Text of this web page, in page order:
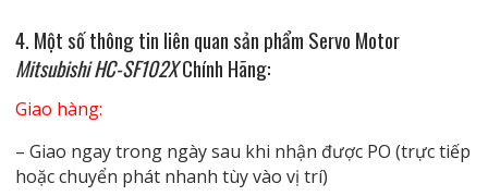
4. Một số thông tin liên quansản phẩm Servo Motor
Mitsubishi HC-SF102XChính Hãng:
Giao hàng:
– Giao ngay trong ngày sau khi nhận được PO (trực tiếp
hoặc chuyển phát nhanh tùy vào vị trí)